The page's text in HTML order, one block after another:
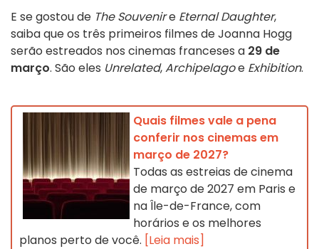
E se gostou de The Souvenire Eternal Daughter,
saiba que os três primeiros filmes de Joanna Hogg
serão estreados nos cinemas franceses a 29 de
março. São eles Unrelated,Archipelagoe Exhibition.
Quais filmes vale a pena
conferir nos cinemas em
março de 2027?
Todas as estreias de cinema
de março de 2027 em Paris e
na Île-de-France, com
horários e os melhores
planos perto de você. [Leia mais]